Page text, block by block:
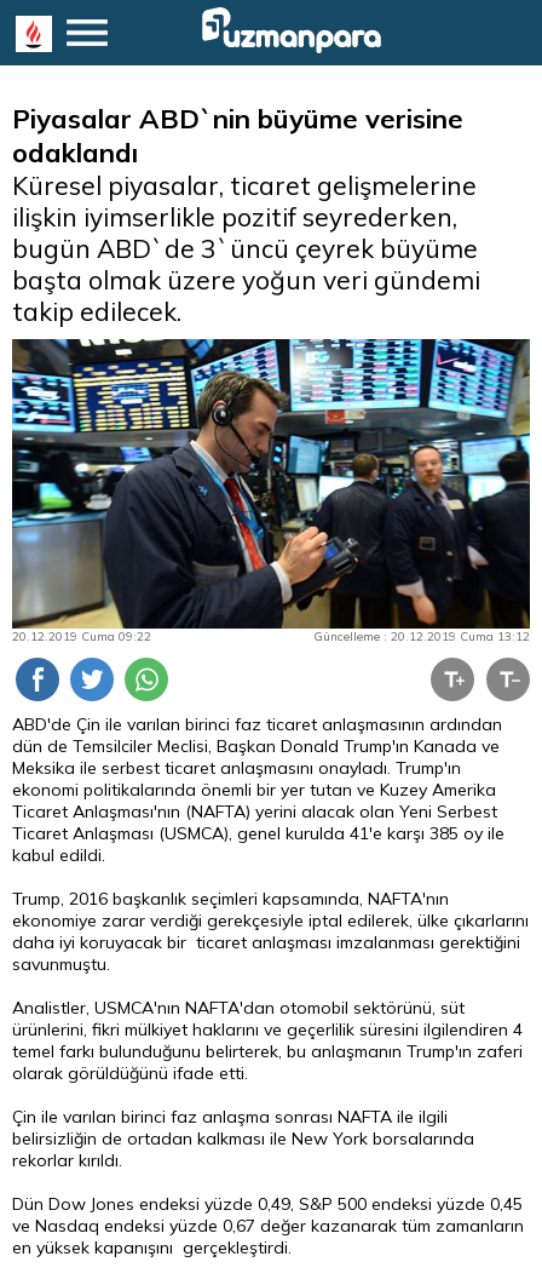
Piyasalar ABD`nin büyüme verisine
odaklandı
Küresel piyasalar, ticaret gelişmelerine
ilişkin iyimserlikle pozitif seyrederken,
bugün ABD`de 3`üncü çeyrek büyüme
başta olmak üzere yoğun veri gündemi
takip edilecek.
20.12.2019 Cuma 09:22 Güncelleme : 20.12.2019 Cuma 13:12
ABD'de Çin ile varılan birinci faz ticaret anlaşmasının ardından
dün de Temsilciler Meclisi, Başkan Donald Trump'ın Kanada ve
Meksika ile serbest ticaret anlaşmasını onayladı. Trump'ın
ekonomi politikalarında önemli bir yer tutan ve Kuzey Amerika
Ticaret Anlaşması'nın (NAFTA) yerini alacak olan Yeni Serbest
Ticaret Anlaşması (USMCA), genel kurulda 41'e karşı 385 oy ile
kabul edildi.
Trump, 2016 başkanlık seçimleri kapsamında, NAFTA'nın
ekonomiye zarar verdiği gerekçesiyle iptal edilerek, ülke çıkarlarını
daha iyi koruyacak bir ticaret anlaşması imzalanması gerektiğini
savunmuştu.
Analistler, USMCA'nın NAFTA'dan otomobil sektörünü, süt
ürünlerini, fikri mülkiyet haklarını ve geçerlilik süresini ilgilendiren 4
temel farkı bulunduğunu belirterek, bu anlaşmanın Trump'ın zaferi
olarak görüldüğünü ifade etti.
Çin ile varılan birinci faz anlaşma sonrası NAFTA ile ilgili
belirsizliğin de ortadan kalkması ile New York borsalarında
rekorlar kırıldı.
Dün Dow Jones endeksi yüzde 0,49, S&P 500 endeksi yüzde 0,45
ve Nasdaq endeksi yüzde 0,67 değer kazanarak tüm zamanların
en yüksek kapanışını gerçekleştirdi.